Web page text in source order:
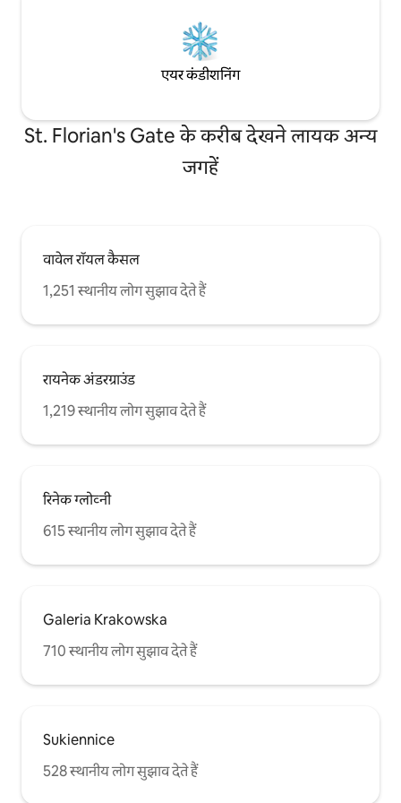
एयर कंडीशनिंग
St. Florian's Gate के करीब देखने लायक अन्य
जगहें
वावेल रॉयल कैसल
1,251 स्थानीय लोग सुझाव देते हैं
रायनेक अंडरग्राउंड
1,219 स्थानीय लोग सुझाव देते हैं
रिनेक ग्लोव्नी
615 स्थानीय लोग सुझाव देते हैं
Galeria Krakowska
710 स्थानीय लोग सुझाव देते हैं
Sukiennice
528 स्थानीय लोग सुझाव देते हैं